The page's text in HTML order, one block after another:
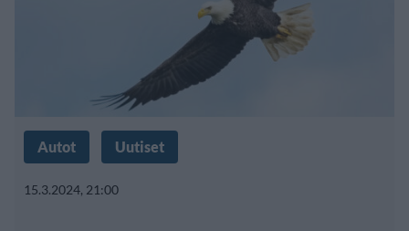
Autot Uutiset
15.3.2024, 21:00